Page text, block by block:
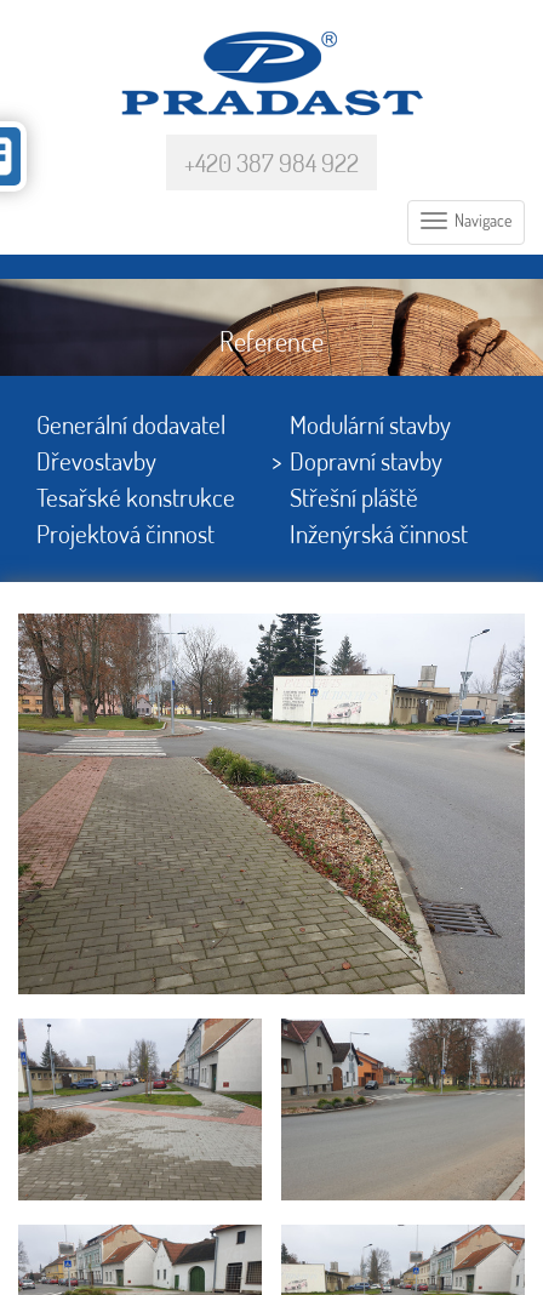
+420 387 984 922
Navigace
Reference
Generální dodavatel
Modulární stavby
Dřevostavby
Dopravní stavby
Tesařské konstrukce
Střešní pláště
Projektová činnost
Inženýrská činnost